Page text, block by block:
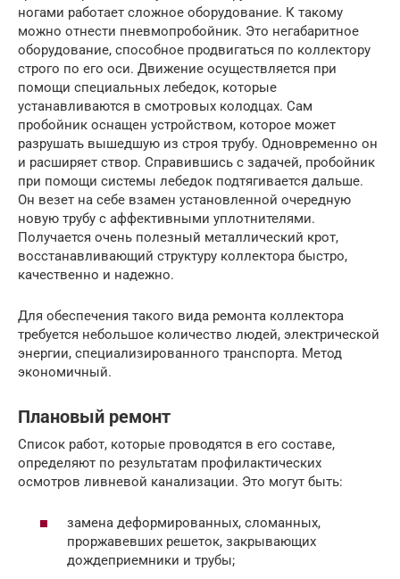
ногами работает сложное оборудование. К такому
можно отнести пневмопробойник. Это негабаритное
оборудование, способное продвигаться по коллектору
строго по его оси. Движение осуществляется при
помощи специальных лебедок, которые
устанавливаются в смотровых колодцах. Сам
пробойник оснащен устройством, которое может
разрушать вышедшую из строя трубу. Одновременно он
и расширяет створ. Справившись с задачей, пробойник
при помощи системы лебедок подтягивается дальше.
Он везет на себе взамен установленной очередную
новую трубу с аффективными уплотнителями.
Получается очень полезный металлический крот,
восстанавливающий структуру коллектора быстро,
качественно и надежно.
Для обеспечения такого вида ремонта коллектора
требуется небольшое количество людей, электрической
энергии, специализированного транспорта. Метод
экономичный.
Плановый ремонт
Список работ, которые проводятся в его составе,
определяют по результатам профилактических
осмотров ливневой канализации. Это могут быть:
замена деформированных, сломанных,
проржавевших решеток, закрывающих
дождеприемники и трубы;